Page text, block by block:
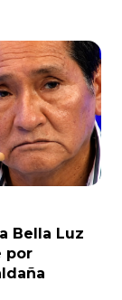
Bella Luz
por